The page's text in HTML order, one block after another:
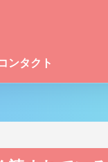
ンタクト